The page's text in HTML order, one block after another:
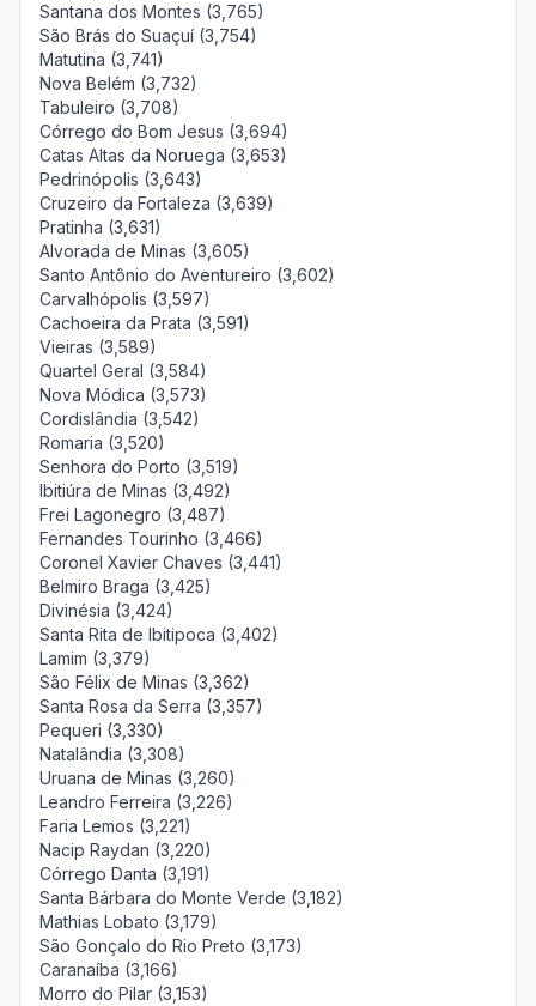
Santana dos Montes (3,765)
São Brás do Suaçuí (3,754)
Matutina (3,741)
Nova Belém (3,732)
Tabuleiro (3,708)
Córrego do Bom Jesus (3,694)
Catas Altas da Noruega (3,653)
Pedrinópolis (3,643)
Cruzeiro da Fortaleza (3,639)
Pratinha (3,631)
Alvorada de Minas (3,605)
Santo Antônio do Aventureiro (3,602)
Carvalhópolis (3,597)
Cachoeira da Prata (3,591)
Vieiras (3,589)
Quartel Geral (3,584)
Nova Módica (3,573)
Cordislândia (3,542)
Romaria (3,520)
Senhora do Porto (3,519)
Ibitiúra de Minas (3,492)
Frei Lagonegro (3,487)
Fernandes Tourinho (3,466)
Coronel Xavier Chaves (3,441)
Belmiro Braga (3,425)
Divinésia (3,424)
Santa Rita de Ibitipoca (3,402)
Lamim (3,379)
São Félix de Minas (3,362)
Santa Rosa da Serra (3,357)
Pequeri (3,330)
Natalândia (3,308)
Uruana de Minas (3,260)
Leandro Ferreira (3,226)
Faria Lemos (3,221)
Nacip Raydan (3,220)
Córrego Danta (3,191)
Santa Bárbara do Monte Verde (3,182)
Mathias Lobato (3,179)
São Gonçalo do Rio Preto (3,173)
Caranaíba (3,166)
Morro do Pilar (3,153)